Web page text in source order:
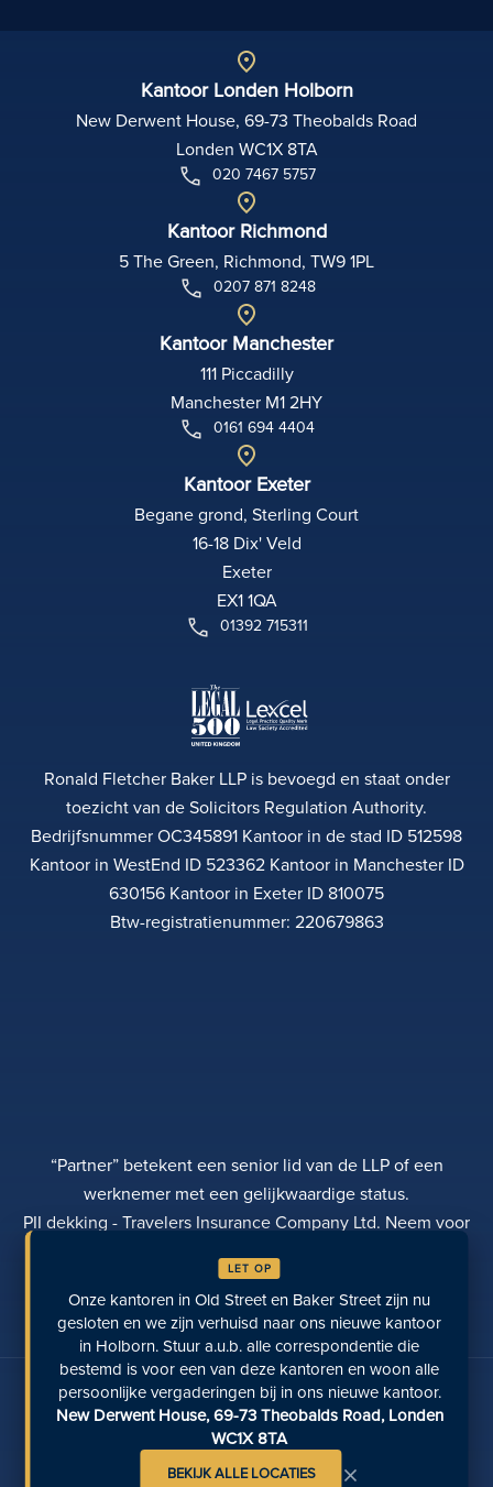
Kantoor Londen Holborn
New Derwent House, 69-73 Theobalds Road
Londen WC1X 8TA
020 7467 5757
Kantoor Richmond
5 The Green, Richmond, TW9 1PL
0207 871 8248
Kantoor Manchester
111 Piccadilly
Manchester M1 2HY
0161 694 4404
Kantoor Exeter
Begane grond, Sterling Court
16-18 Dix' Veld
Exeter
EX1 1QA
01392 715311
Ronald Fletcher Baker LLP is bevoegd en staat onder
toezicht van de Solicitors Regulation Authority.
Bedrijfsnummer OC345891 Kantoor in de stad ID 512598
Kantoor in WestEnd ID 523362 Kantoor in Manchester ID
630156 Kantoor in Exeter ID 810075
Btw-registratienummer: 220679863
“Partner” betekent een senior lid van de LLP of een
werknemer met een gelijkwaardige status.
PII dekking - Travelers Insurance Company Ltd. Neem voor
TRANSPARANTIE
DIVERSITEIT EEN BETALING DOEN LOCATIES
LAATST BEKEKEN PAGINA'S
Praat met ons op sociale media
LET OP
Onze kantoren in Old Street en Baker Street zijn nu
gesloten en we zijn verhuisd naar ons nieuwe kantoor
in Holborn. Stuur a.u.b. alle correspondentie die
bestemd is voor een van deze kantoren en woon alle
persoonlijke vergaderingen bij in ons nieuwe kantoor.
New Derwent House, 69-73 Theobalds Road, Londen
WC1X 8TA
BEKIJK ALLE LOCATIES ×